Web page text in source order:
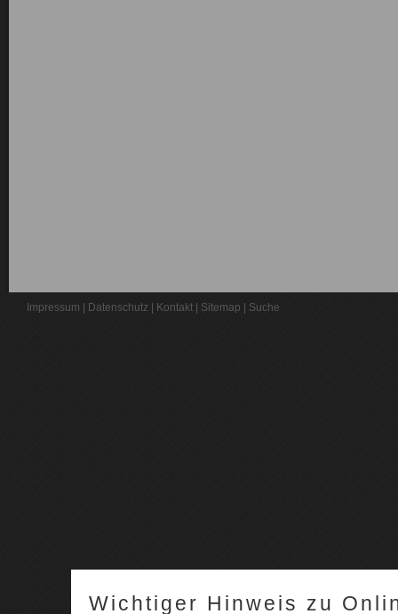
Impressum Datenschutz Kontakt Sitemap Suche
Wichtiger Hinweis zu